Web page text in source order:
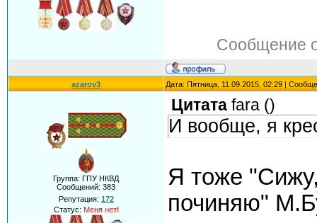
Сообщение
azarov3 Дата: Пятница, 11.09.2015, 02:29 |
Группа: ГПУ НКВД
Сообщений: 383
Репутация: 172
Статус: Меня нет!
Цитата fara ()
И вообще, я
Я тоже
починяю"